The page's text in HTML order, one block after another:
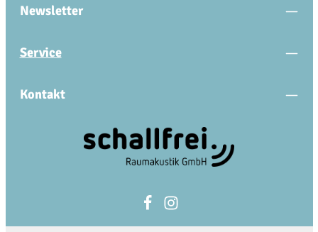
Newsletter
Service
Kontakt